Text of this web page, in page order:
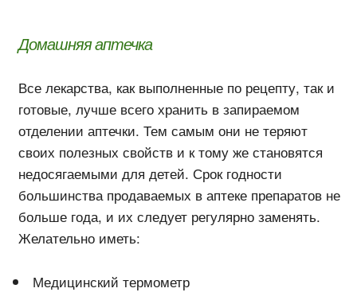
Домашняя аптечка
Все лекарства, как выполненные по рецепту, так и
готовые, лучше всего хранить в запираемом
отделении аптечки. Тем самым они не теряют
своих полезных свойств и к тому же становятся
недосягаемыми для детей. Срок годности
большинства продаваемых в аптеке препаратов не
больше года, и их следует регулярно заменять.
Желательно иметь:
Медицинский термометр